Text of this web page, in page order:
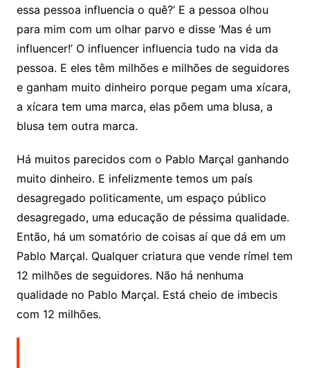
essa pessoa influencia o quê?’ E a pessoa olhou
para mim com um olhar parvo e disse ‘Mas é um
influencer!’ O influencer influencia tudo na vida da
pessoa. E eles têm milhões e milhões de seguidores
e ganham muito dinheiro porque pegam uma xícara,
a xícara tem uma marca, elas põem uma blusa, a
blusa tem outra marca.
Há muitos parecidos com o Pablo Marçal ganhando
muito dinheiro. E infelizmente temos um país
desagregado politicamente, um espaço público
desagregado, uma educação de péssima qualidade.
Então, há um somatório de coisas aí que dá em um
Pablo Marçal. Qualquer criatura que vende rímel tem
12 milhões de seguidores. Não há nenhuma
qualidade no Pablo Marçal. Está cheio de imbecis
com 12 milhões.